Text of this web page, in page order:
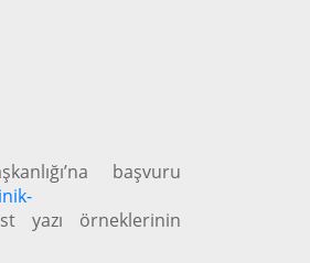
başvuru
yazı örneklerinin